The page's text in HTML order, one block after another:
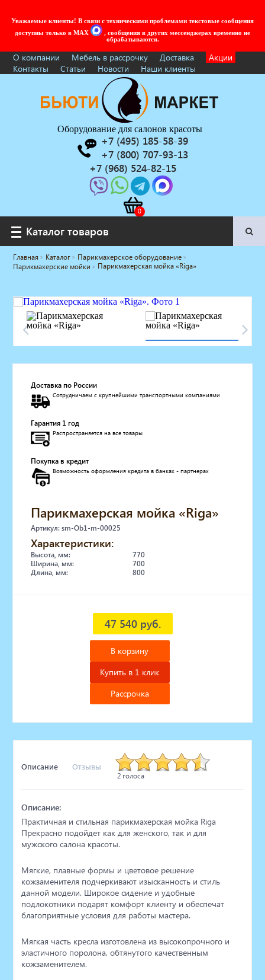
Уважаемые клиенты! В связи с техническими проблемами текстовые сообщения
доступны только в MAX
, сообщения в других мессенджерах временно не
обрабатываются.
О компании Мебель в рассрочку Доставка
Акции
Контакты
Статьи Новости Наши клиенты
Оборудование для салонов красоты
+7 (495) 185-58-39
+7 (800) 707-93-13
+7 (968) 524-82-15
Каталог товаров
Каталог товаров
Услуги под ключ
Оборудование с регистрационным
удостоверением
Парикмахерское оборудование
Косметологическое оборудование
Массажное и SPA оборудование
Стерилизаторы
Оборудование для визажистов
Оборудование для нейл-бара
Солярии
Коллагенарий
Мебель в стиле Лофт
Доставка за один день
Главная Каталог
Парикмахерское оборудование
Парикмахерские мойки
Парикмахерская мойка «Riga»
Доставка по России
Сотрудничаем с крупнейшими транспортными компаниями
Гарантия 1 год
Распространяется на все товары
Покупка в кредит
Возможность оформления кредита в банках - партнерах
Парикмахерская мойка «Riga»
Артикул: sm-Ob1-m-00025
Характеристики:
Высота, мм:
770
Ширина, мм:
700
Длина, мм:
800
47 540 руб.
В корзину
Купить в 1 клик
Рассрочка
Описание Отзывы
2 голоса
Описание:
Практичная и стильная парикмахерская мойка Riga
Прекрасно подойдет как для женского, так и для
мужского салона красоты.
Мягкие, плавные формы и цветовое решение
кожзаменителя подчеркивают изысканность и стиль
данной модели. Широкое сидение и удобные
подлокотники подарят комфорт клиенту и обеспечат
благоприятные условия для работы мастера.
Мягкая часть кресла изготовлена из высокопрочного и
эластичного поролона, обтянутого качественным
кожзаменителем.